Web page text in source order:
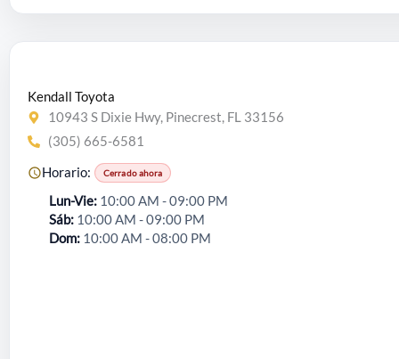
Kendall Toyota
10943 S Dixie Hwy, Pinecrest, FL 33156
(305) 665-6581
Horario: Cerrado ahora
Lun-Vie 10:00 AM - 09:00 PM
Sáb 10:00 AM - 09:00 PM
Dom 10:00 AM - 08:00 PM